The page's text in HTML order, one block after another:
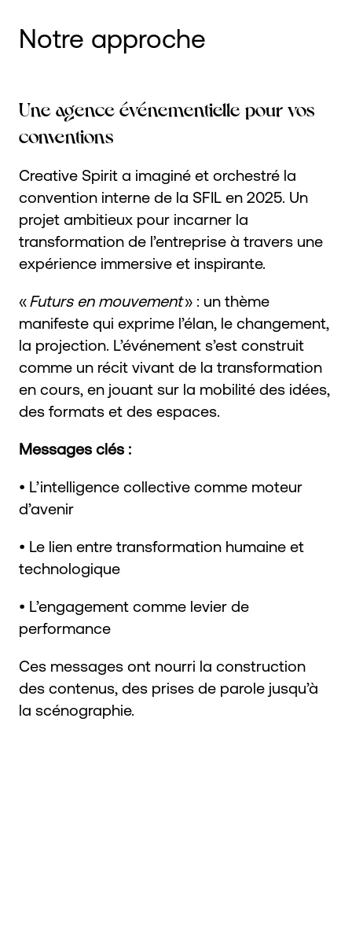
Notre approche
Une agence événementielle pour vos
conventions
Creative Spirit a imaginé et orchestré la
convention interne de la SFIL en 2025. Un
projet ambitieux pour incarner la
transformation de l’entreprise à travers une
expérience immersive et inspirante.
«Futurs en mouvement» : un thème
manifeste qui exprime l’élan, le changement,
la projection. L’événement s’est construit
comme un récit vivant de la transformation
en cours, en jouant sur la mobilité des idées,
des formats et des espaces.
Messages clés :
• L’intelligence collective comme moteur
d’avenir
• Le lien entre transformation humaine et
technologique
• L’engagement comme levier de
performance
Ces messages ont nourri la construction
des contenus, des prises de parole jusqu’à
la scénographie.